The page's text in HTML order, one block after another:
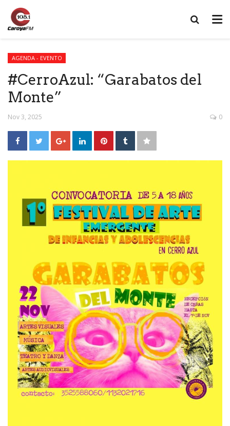
AGENDA - EVENTO
#CerroAzul: “Garabatos del
Monte”
Nov 3, 2025 0